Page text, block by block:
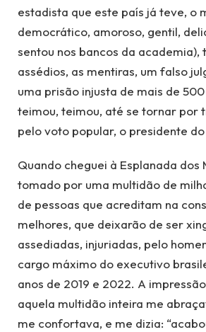
estadista que este país já teve, o
democrático, amoroso, gentil,
sentou nos bancos da academia),
assédios, as mentiras, um falso
uma prisão injusta de mais de
teimou, teimou, até se tornar por
pelo voto popular, o presidente do
Quando cheguei à Esplanada dos
tomado por uma multidão de
de pessoas que acreditam na
melhores, que deixarão de ser
assediadas, injuriadas, pelo
cargo máximo do executivo
anos de 2019 e 2022. A
aquela multidão inteira me
me confortava, e me dizia: